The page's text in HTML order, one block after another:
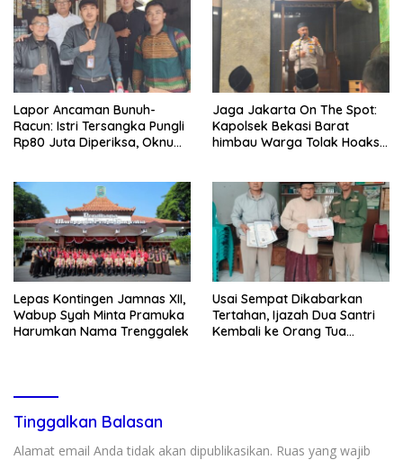
Lapor Ancaman Bunuh-
Racun: Istri Tersangka Pungli
Rp80 Juta Diperiksa, Oknum
Jaga Jakarta On The Spot:
Kapolsek Bekasi Barat
himbau Warga Tolak Hoaks
Lepas Kontingen Jamnas XII,
Wabup Syah Minta Pramuka
Harumkan Nama Trenggalek
Usai Sempat Dikabarkan
Tertahan, Ijazah Dua Santri
Kembali ke Orang Tua
Tinggalkan Balasan
Alamat email Anda tidak akan dipublikasikan. Ruas yang wajib